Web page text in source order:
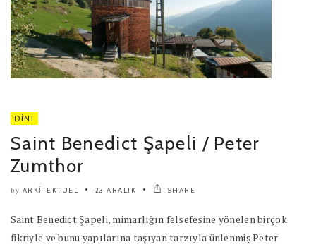
DINI
Saint Benedict Şapeli / Peter
Zumthor
by ARKITEKTUEL 23 ARALIK SHARE
Saint Benedict Şapeli, mimarlığın felsefesine yönelen birçok
fikriyle ve bunu yapılarına taşıyan tarzıyla ünlenmiş Peter